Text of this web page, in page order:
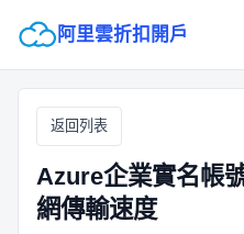
阿里雲折扣開戶
返回列表
Azure企業實名帳
網傳輸速度